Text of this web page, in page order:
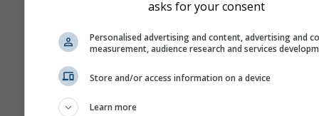
Germany
and Alps
2.0 km
48 h
HARMN-5
asks for your consent
Personalised advertising and content, advertising and
measurement, audience research and services
Store and/or access information on a device
Learn more